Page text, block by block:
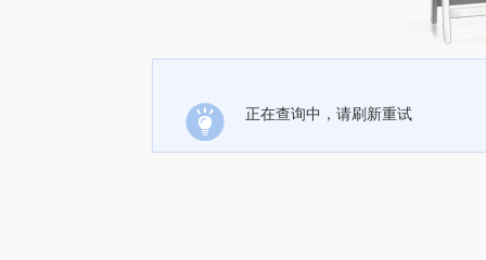
正在查询中，请刷新重试